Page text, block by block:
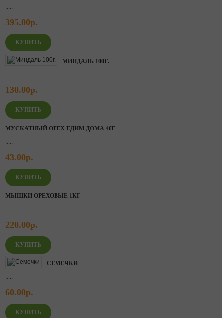
.....
395.00р.
МИНДАЛЬ 100Г.
.....
130.00р.
МУСКАТНЫЙ ОРЕХ ЕДИМ ДОМА 40Г
.....
43.00р.
МЫШКИ ОРЕХОВЫЕ 1КГ
.....
220.00р.
СЕМЕЧКИ
.....
60.00р.